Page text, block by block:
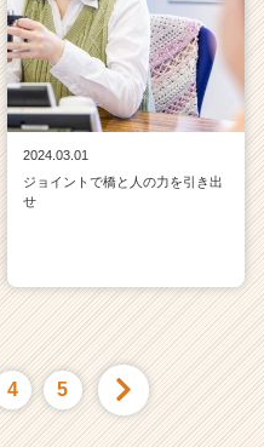
2024.03.01
ジョイントで橋と人の力を引き出
せ
4 5